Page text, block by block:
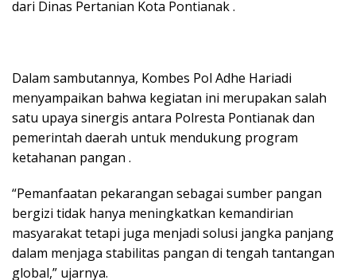
dari Dinas Pertanian Kota Pontianak .
Dalam sambutannya, Kombes Pol Adhe Hariadi
menyampaikan bahwa kegiatan ini merupakan salah
satu upaya sinergis antara Polresta Pontianak dan
pemerintah daerah untuk mendukung program
ketahanan pangan .
“Pemanfaatan pekarangan sebagai sumber pangan
bergizi tidak hanya meningkatkan kemandirian
masyarakat tetapi juga menjadi solusi jangka panjang
dalam menjaga stabilitas pangan di tengah tantangan
global,” ujarnya.